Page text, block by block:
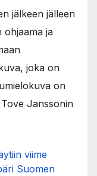
jälkeen jälleen
ohjaama ja
joka on
on
Janssonin
viime
Suomen